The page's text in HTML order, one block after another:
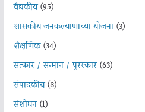
वैद्यकीय(95)
शासकीय जनकल्याणाच्या योजना(3)
शैक्षणिक(34)
सत्कार / सन्मान / पुरस्कार(63)
संपादकीय(8)
संशोधन(1)